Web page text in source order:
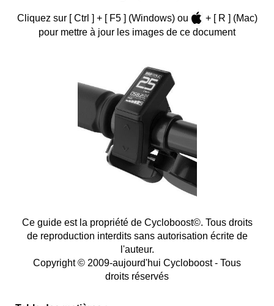
Cliquez sur [ Ctrl ] + [ F5 ] (Windows) ou + [ R ] (Mac)
pour mettre à jour les images de ce document
Ce guide est la propriété de Cycloboost©. Tous droits
de reproduction interdits sans autorisation écrite de
l'auteur.
Copyright © 2009-aujourd'hui Cycloboost - Tous
droits réservés